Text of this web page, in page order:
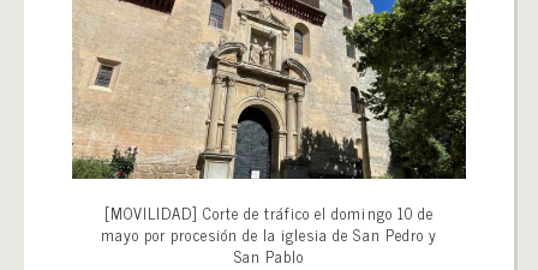
[MOVILIDAD] Corte de tráfico el domingo 10 de
mayo por procesión de la iglesia de San Pedro y
San Pablo